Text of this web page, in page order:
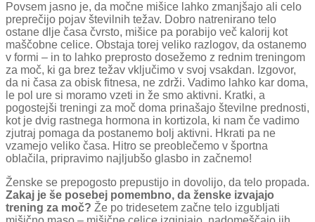
Povsem jasno je, da močne mišice lahko zmanjšajo ali celo
preprečijo pojav številnih težav. Dobro natrenirano telo
ostane dlje časa čvrsto, mišice pa porabijo več kalorij kot
maščobne celice. Obstaja torej veliko razlogov, da ostanemo
v formi – in to lahko preprosto dosežemo z rednim treningom
za moč, ki ga brez težav vključimo v svoj vsakdan. Izgovor,
da ni časa za obisk fitnesa, ne zdrži. Vadimo lahko kar doma,
le pol ure si moramo vzeti in že smo aktivni. Kratki, a
pogostejši treningi za moč doma prinašajo številne prednosti,
kot je dvig rastnega hormona in kortizola, ki nam če vadimo
zjutraj pomaga da postanemo bolj aktivni. Hkrati pa ne
vzamejo veliko časa. Hitro se preoblečemo v športna
oblačila, pripravimo najljubšo glasbo in začnemo!
Ženske se prepogosto prepustijo in dovolijo, da telo propada.
Zakaj je še posebej pomembno, da ženske izvajajo
trening za moč? Že po tridesetem začne telo izgubljati